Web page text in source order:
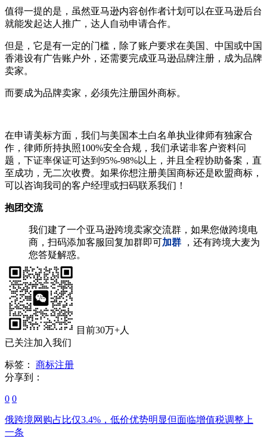
值得一提的是，虽然亚马逊内容创作者计划可以在亚马逊后台
就能发起达人推广，达人自动申请合作。
但是，它是有一定的门槛，除了账户要求在美国、中国或中国
香港设有广告账户外，还需要完成亚马逊品牌注册，成为品牌
卖家。
而要成为品牌卖家，必须先注册国外商标。
在申请美标方面，我们与美国本土白名单执业律师有独家合
作，律师所持执照100%安全合规，我们承诺非客户资料问
题，下证率保证可达到95%-98%以上，并且全程协助备案，直
至成功，无二次收费。如果你想注册美国商标还是欧盟商标，
可以咨询我司的客户经理或扫码联系我们！
抱团交流
我们建了一个亚马逊跨境卖家交流群，如果您做跨境电
商，扫码添加客服回复加群即可加群
，还有跨境大麦为
您答疑解惑。
目前30万+人
已关注加入我们
标签：
商标注册
分享到：
0 0
俄跨境网购占比仅3.4%，低价优势明显但面临增值税调整 上
一条